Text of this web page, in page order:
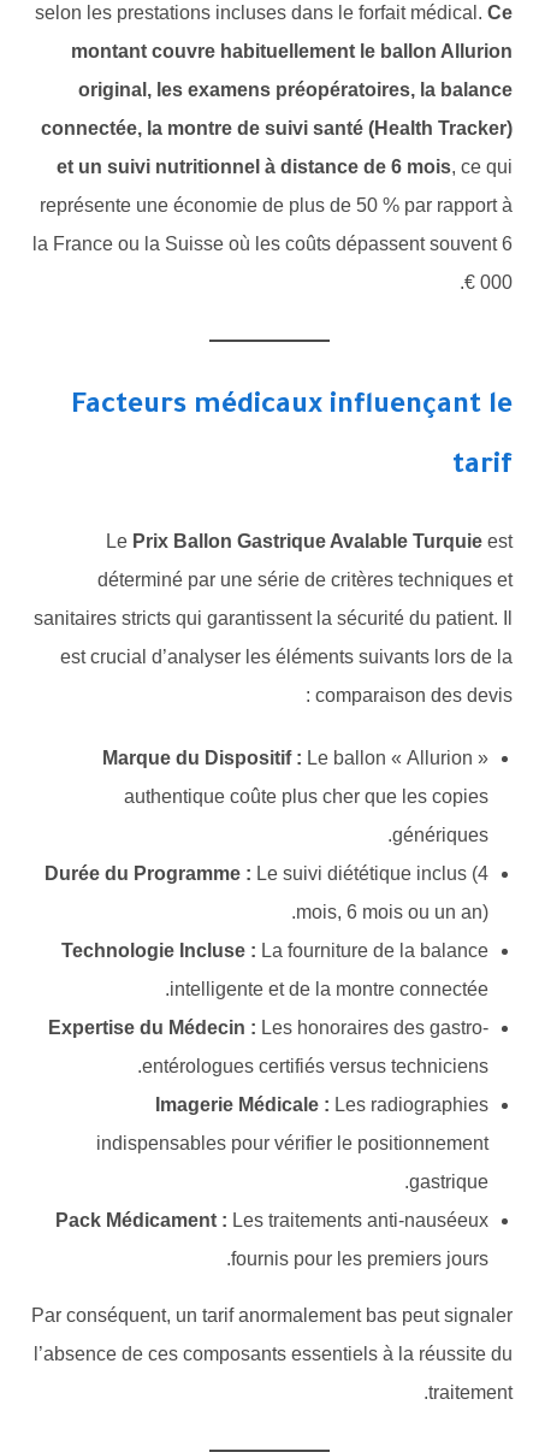
selon les prestations incluses dans le forfait médical. Ce
montant couvre habituellement le ballon Allurion
original, les examens préopératoires, la balance
connectée, la montre de suivi santé (Health Tracker)
et un suivi nutritionnel à distance de 6 mois, ce qui
représente une économie de plus de 50 % par rapport à
la France ou la Suisse où les coûts dépassent souvent 6
000 €.
Facteurs médicaux influençant le
tarif
Le Prix Ballon Gastrique Avalable Turquieest
déterminé par une série de critères techniques et
sanitaires stricts qui garantissent la sécurité du patient. Il
est crucial d’analyser les éléments suivants lors de la
comparaison des devis :
Marque du Dispositif : Le ballon « Allurion »
authentique coûte plus cher que les copies
génériques.
Durée du Programme : Le suivi diététique inclus (4
mois, 6 mois ou un an).
Technologie Incluse : La fourniture de la balance
intelligente et de la montre connectée.
Expertise du Médecin : Les honoraires des gastro-
entérologues certifiés versus techniciens.
Imagerie Médicale : Les radiographies
indispensables pour vérifier le positionnement
gastrique.
Pack Médicament : Les traitements anti-nauséeux
fournis pour les premiers jours.
Par conséquent, un tarif anormalement bas peut signaler
l’absence de ces composants essentiels à la réussite du
traitement.